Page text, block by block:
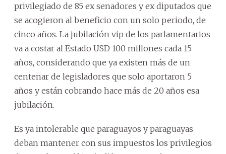
privilegiado de 85 ex senadores y ex diputados que
se acogieron al beneficio con un solo periodo, de
cinco años. La jubilación vip de los parlamentarios
va a costar al Estado USD 100 millones cada 15
años, considerando que ya existen más de un
centenar de legisladores que solo aportaron 5
años y están cobrando hace más de 20 años esa
jubilación.
Es ya intolerable que paraguayos y paraguayas
deban mantener con sus impuestos los privilegios